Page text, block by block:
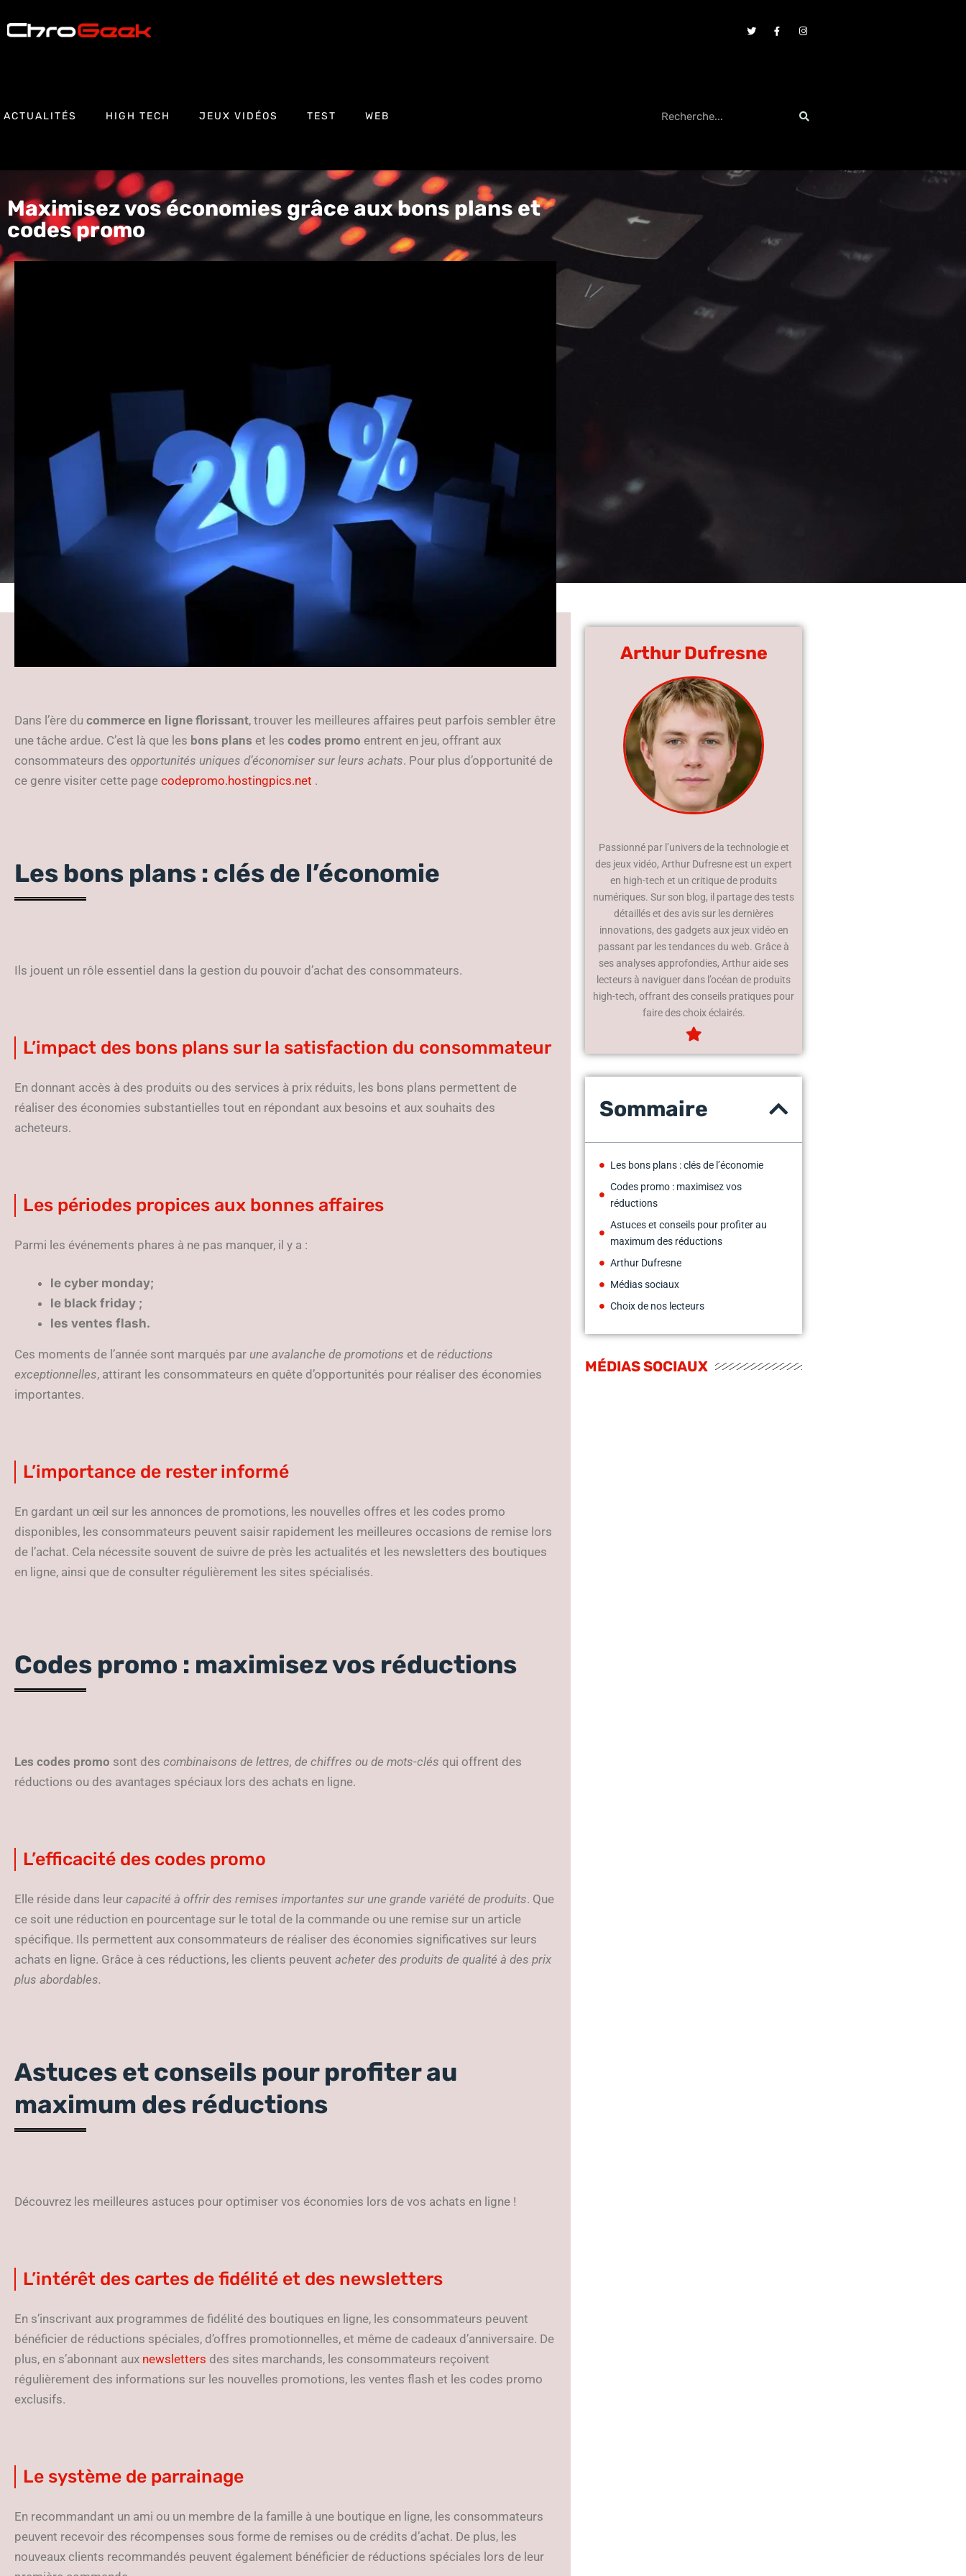
ACTUALITÉS HIGH TECH JEUX VIDÉOS TEST WEB
Maximisez vos économies grâce aux bons plans et
codes promo
Dans l’ère du commerce en ligne florissant, trouver les meilleures affaires peut parfois sembler être
une tâche ardue. C’est là que les bons plans et les codes promo entrent en jeu, offrant aux
consommateurs des opportunités uniques d’économiser sur leurs achats. Pour plus d’opportunité de
ce genre visiter cette page codepromo.hostingpics.net .
Les bons plans : clés de l’économie
Ils jouent un rôle essentiel dans la gestion du pouvoir d’achat des consommateurs.
L’impact des bons plans sur la satisfaction du consommateur
En donnant accès à des produits ou des services à prix réduits, les bons plans permettent de
réaliser des économies substantielles tout en répondant aux besoins et aux souhaits des
acheteurs.
Les périodes propices aux bonnes affaires
Parmi les événements phares à ne pas manquer, il y a :
le cyber monday;
le black friday ;
les ventes flash.
Ces moments de l’année sont marqués par une avalanche de promotions et de réductions
exceptionnelles, attirant les consommateurs en quête d’opportunités pour réaliser des économies
importantes.
L’importance de rester informé
En gardant un œil sur les annonces de promotions, les nouvelles offres et les codes promo
disponibles, les consommateurs peuvent saisir rapidement les meilleures occasions de remise lors
de l’achat. Cela nécessite souvent de suivre de près les actualités et les newsletters des boutiques
en ligne, ainsi que de consulter régulièrement les sites spécialisés.
Codes promo : maximisez vos réductions
Les codes promo sont des combinaisons de lettres, de chiffres ou de mots-clés qui offrent des
réductions ou des avantages spéciaux lors des achats en ligne.
L’efficacité des codes promo
Elle réside dans leur capacité à offrir des remises importantes sur une grande variété de produits. Que
ce soit une réduction en pourcentage sur le total de la commande ou une remise sur un article
spécifique. Ils permettent aux consommateurs de réaliser des économies significatives sur leurs
achats en ligne. Grâce à ces réductions, les clients peuvent acheter des produits de qualité à des prix
plus abordables.
Astuces et conseils pour profiter au
maximum des réductions
Découvrez les meilleures astuces pour optimiser vos économies lors de vos achats en ligne !
L’intérêt des cartes de fidélité et des newsletters
En s’inscrivant aux programmes de fidélité des boutiques en ligne, les consommateurs peuvent
bénéficier de réductions spéciales, d’offres promotionnelles, et même de cadeaux d’anniversaire. De
plus, en s’abonnant aux newsletters des sites marchands, les consommateurs reçoivent
régulièrement des informations sur les nouvelles promotions, les ventes flash et les codes promo
exclusifs.
Le système de parrainage
En recommandant un ami ou un membre de la famille à une boutique en ligne, les consommateurs
peuvent recevoir des récompenses sous forme de remises ou de crédits d’achat. De plus, les
nouveaux clients recommandés peuvent également bénéficier de réductions spéciales lors de leur
Arthur Dufresne
Passionné par l’univers de la technologie et
des jeux vidéo, Arthur Dufresne est un expert
en high-tech et un critique de produits
numériques. Sur son blog, il partage des tests
détaillés et des avis sur les dernières
innovations, des gadgets aux jeux vidéo en
passant par les tendances du web. Grâce à
ses analyses approfondies, Arthur aide ses
lecteurs à naviguer dans l’océan de produits
high-tech, offrant des conseils pratiques pour
faire des choix éclairés.
Sommaire
Les bons plans : clés de l’économie
Codes promo : maximisez vos
réductions
Astuces et conseils pour profiter au
maximum des réductions
Arthur Dufresne
Médias sociaux
Choix de nos lecteurs
MÉDIAS SOCIAUX